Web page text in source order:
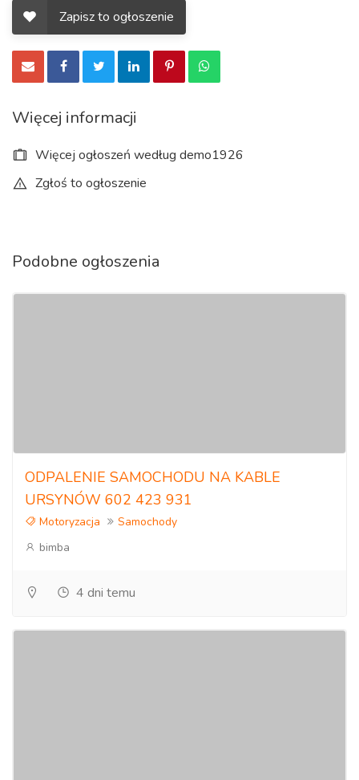
Zapisz to ogłoszenie
Więcej informacji
Więcej ogłoszeń według demo1926
Zgłoś to ogłoszenie
Podobne ogłoszenia
ODPALENIE SAMOCHODU NA KABLE
URSYNÓW 602 423 931
Motoryzacja
Samochody
bimba
4 dni temu